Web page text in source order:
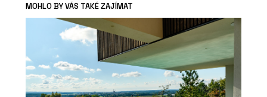
MOHLO BY VÁS TAKÉ ZAJÍMAT